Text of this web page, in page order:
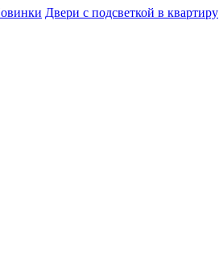
Двери с подсветкой в квартиру